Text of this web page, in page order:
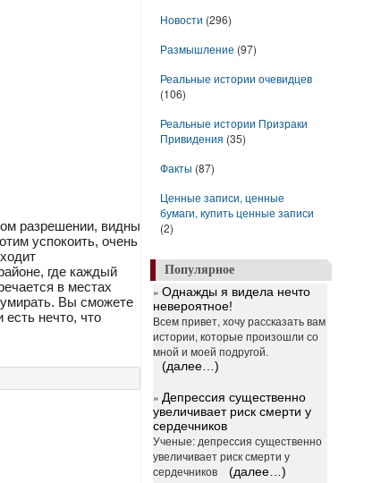
разрешении, видны
успокоить, очень
где каждый
в местах
Вы сможете
нечто, что
Новости (296)
Размышление (97)
Реальные истории очевидцев
(106)
Реальные истории Призраки
Привидения (35)
Факты (87)
Ценные записи, ценные
бумаги, купить ценные записи
(2)
Популярное
»Однажды я видела нечто
невероятное!
Всем привет, хочу рассказать вам
истории, которые произошли со
мной и моей подругой.
(далее…)
» Депрессия существенно
увеличивает риск смерти у
сердечников
Ученые: депрессия существенно
увеличивает риск смерти у
сердечников
(далее…)